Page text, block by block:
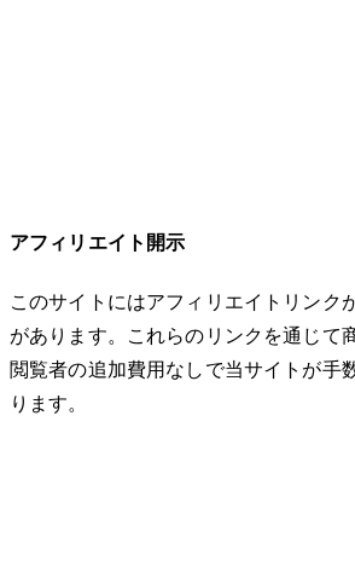
アフィリエイト開示
このサイトにはアフィリエイトリンク
があります。これらのリンクを通じて
閲覧者の追加費用なしで当サイトが手
ります。